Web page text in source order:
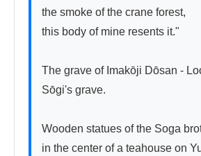
the smoke of the crane forest,
this body of mine resents it."
The grave of Imakōji Dōsan -
Sōgi's grave.
Wooden statues of the Soga
in the center of a teahouse on